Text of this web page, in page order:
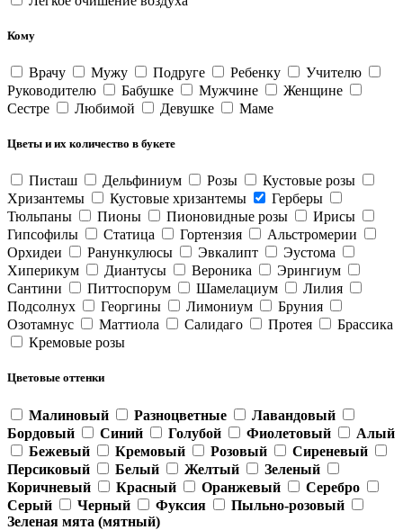
Кому
Врачу Мужу Подруге Ребенку
Учителю
Руководителю
Бабушке Мужчине
Женщине
Сестре
Любимой Девушке Маме
Цветы и их количество в букете
Писташ Дельфиниум Розы
Кустовые розы
Хризантемы
Кустовые хризантемы
Герберы
Тюльпаны
Пионы Пионовидные розы
Ирисы
Гипсофилы
Статица Гортензия
Альстромерии
Орхидеи
Ранункулюсы Эвкалипт
Эустома
Хиперикум
Диантусы Вероника
Эрингиум
Сантини
Питтоспорум Шамелациум
Лилия
Подсолнух
Георгины Лимониум
Бруния
Озотамнус
Маттиола Салидаго Протея
Брассика
Кремовые розы
Цветовые оттенки
Малиновый Разноцветные
Лавандовый
Бордовый
Синий Голубой Фиолетовый
Алый
Бежевый
Кремовый Розовый
Сиреневый
Персиковый
Белый Желтый
Зеленый
Коричневый
Красный Оранжевый
Серебро
Серый
Черный Фуксия
Пыльно-розовый
Зеленая мята (мятный)